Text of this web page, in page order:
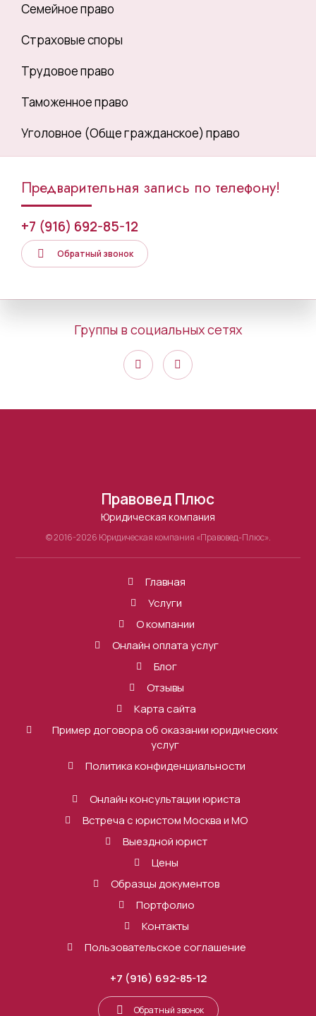
Семейное право
Страховые споры
Трудовое право
Таможенное право
Уголовное (Обще гражданское) право
Предварительная запись по телефону!
+7 (916) 692-85-12
Обратный звонок
Группы в социальных сетях
Правовед Плюс
Юридическая компания
© 2016-2026 Юридическая компания «Правовед-Плюс».
Главная
Услуги
О компании
Онлайн оплата услуг
Блог
Отзывы
Карта сайта
Пример договора об оказании юридических
услуг
Политика конфиденциальности
Онлайн консультации юриста
Встреча с юристом Москва и МО
Выездной юрист
Цены
Образцы документов
Портфолио
Контакты
Пользовательское соглашение
+7 (916) 692-85-12
Обратный звонок